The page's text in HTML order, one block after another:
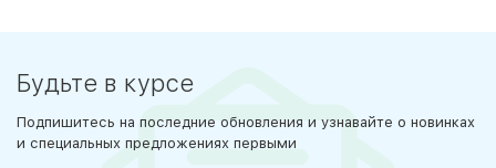
Будьте в курсе
Подпишитесь на последние обновления и узнавайте о новинках
и специальных предложениях первыми